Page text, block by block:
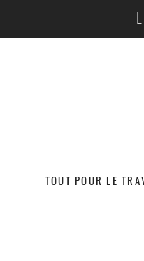
TOUT POUR LE